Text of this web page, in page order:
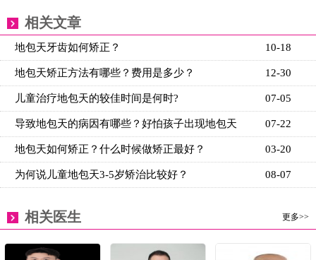
相关文章
10-18
地包天牙齿如何矫正？
12-30
地包天矫正方法有哪些？费用是多少？
07-05
儿童治疗地包天的较佳时间是何时?
07-22
导致地包天的病因有哪些？好怕孩子出现地包天
03-20
地包天如何矫正？什么时候做矫正最好？
08-07
为何说儿童地包天3-5岁矫治比较好？
更多>>
相关医生